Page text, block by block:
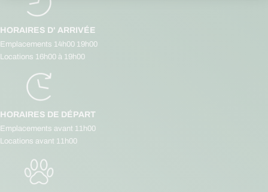
HORAIRES D' ARRIVÉE
Emplacements 14h00 19h00
Locations 16h00 à 19h00
HORAIRES DE DÉPART
Emplacements avant 11h00
Locations avant 11h00